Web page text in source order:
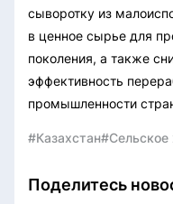
сыворотку из
в ценное сырье для
поколения, а также
эффективность
промышленности
#Казахстан#Сельское
Поделитесь